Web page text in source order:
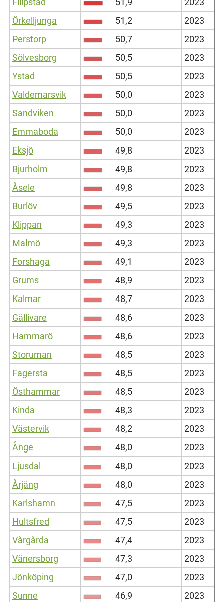
Örkelljunga
51,2
2023
Perstorp
50,7
2023
Sölvesborg
50,5
2023
Ystad
50,5
2023
Valdemarsvik
50,0
2023
Sandviken
50,0
2023
Emmaboda
50,0
2023
Eksjö
49,8
2023
Bjurholm
49,8
2023
Åsele
49,8
2023
Burlöv
49,5
2023
Klippan
49,3
2023
Malmö
49,3
2023
Forshaga
49,1
2023
Grums
48,9
2023
Kalmar
48,7
2023
Gällivare
48,6
2023
Hammarö
48,6
2023
Storuman
48,5
2023
Fagersta
48,5
2023
Östhammar
48,5
2023
Kinda
48,3
2023
Västervik
48,2
2023
Ånge
48,0
2023
Ljusdal
48,0
2023
Årjäng
48,0
2023
Karlshamn
47,5
2023
Hultsfred
47,5
2023
Vårgårda
47,4
2023
Vänersborg
47,3
2023
Jönköping
47,0
2023
Sunne
46,9 2023